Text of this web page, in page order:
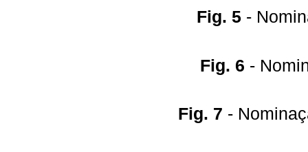
Fig. 5 -
Fig. 6 -
Fig. 7 -